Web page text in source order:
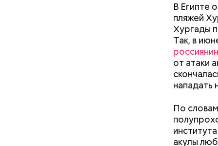
В Египте
пляжей
Хургады
Так, в
от атаки
нападать
По
акулы
Так как
первые
зона.